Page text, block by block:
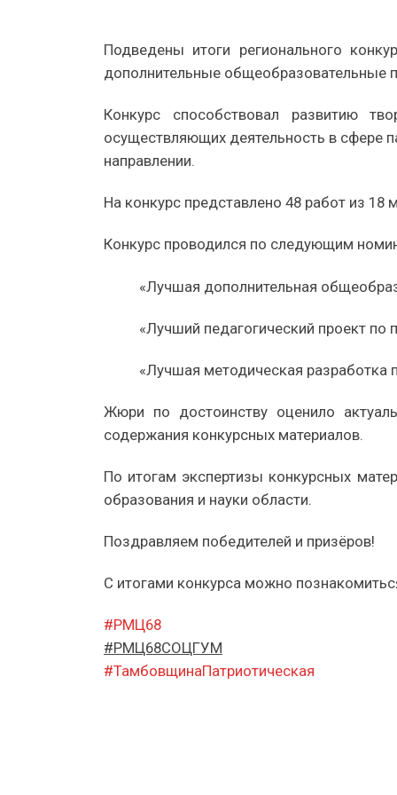
Подведены итоги регионального
дополнительные общеобразовательные
Конкурс способствовал развитию
осуществляющих деятельность в сфере
направлении.
На конкурс представлено 48 работ из 18
Конкурс проводился по следующим
«Лучшая дополнительная
«Лучший педагогический проект по
«Лучшая методическая разработка
Жюри по достоинству оценило
содержания конкурсных материалов.
По итогам экспертизы конкурсных
образования и науки области.
Поздравляем победителей и призёров!
С итогами конкурса можно
#РМЦ68
#РМЦ68СОЦГУМ
#ТамбовщинаПатриотическая